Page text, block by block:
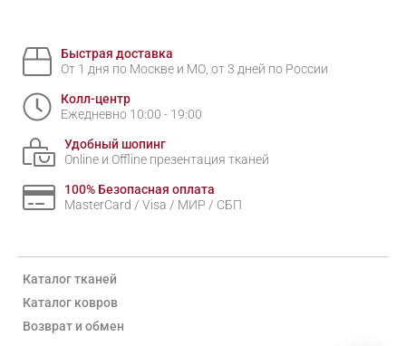
Быстрая доставка
От 1 дня по Москве и МО, от 3 дней по России
Колл-центр
Ежедневно 10:00 - 19:00
Удобный шопинг
Online и Offline презентация тканей
100% Безопасная оплата
MasterCard / Visa / МИР / СБП
Каталог тканей
Каталог ковров
Возврат и обмен